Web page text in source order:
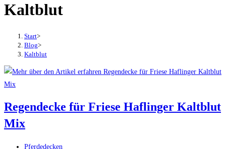
durchsuchen
Kaltblut
Start>
Blog>
Kaltblut
Regendecke für Friese Haflinger Kaltblut
Mix
Beitrags-
Pferdedecken